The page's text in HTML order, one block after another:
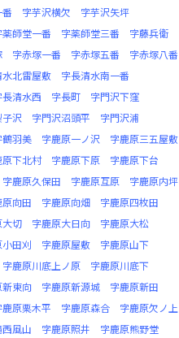
字芋沢横欠
字芋沢矢坪
薬師堂一番 字薬師堂三番
字藤兵衛
字赤塚一番 字赤塚五番
字赤塚八番
水北雷屋敷
字長清水南一番
長清水西 字長町
字門沢下窪
沢 字門沢沼頭平
字門沢浦
鶴羽美 字鹿原一ノ沢
字鹿原三五屋敷
原下北村 字鹿原下原
字鹿原下台
字鹿原久保田 字鹿原互原
字鹿原内坪
原向田 字鹿原向畑
字鹿原四枚田
大切 字鹿原大日向
字鹿原大松
田刈 字鹿原屋敷
字鹿原山下
字鹿原川底上ノ原
字鹿原川底下
新東向 字鹿原新源城
字鹿原新田
鹿原栗木平 字鹿原森合
字鹿原欠ノ上
風山 字鹿原照井
字鹿原熊野堂